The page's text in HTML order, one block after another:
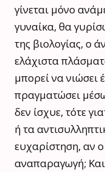
γίνεται μόνο
γυναίκα, θα
της βιολογίας, ο
ελάχιστα
μπορεί να νιώσει
πραγματώσει
δεν ίσχυε, τότε
ή τα
ευχαρίστηση, αν
αναπαραγωγή;